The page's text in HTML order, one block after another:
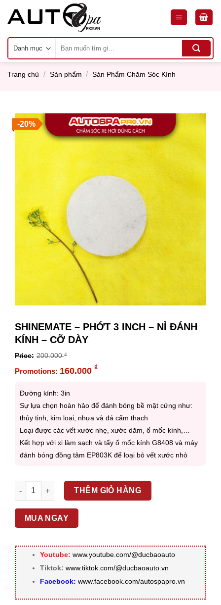
kiếm:
Trang chủ / Sản phẩm / Sản Phẩm Chăm Sóc Kính
-20%
SHINEMATE – PHỚT 3 INCH – NỈ ĐÁNH
KÍNH – CỠ DÀY
200.000₫
Original
was:
200.000 ₫.
160.000 ₫
price
is:
160.000 ₫.
Đường kính: 3in
Sự lựa chọn hoàn hảo để đánh bóng bề mặt cứng như:
thủy tinh, kim loại, nhựa và đá cẩm thạch
Loại được các vết xước nhẹ, xước dăm, ố mốc kính,…
Kết hợp với xi làm sạch và tẩy ố mốc kính G8408 và máy
đánh bóng đồng tâm EP803K để loại bỏ vết xước nhỏ
SHINEMATE - PHỚT 3 INCH - NỈ ĐÁNH KÍNH - CỠ DÀY số
THÊM GIỎ HÀNG
MUA NGAY
Youtube: www.youtube.com/@ducbaoauto
Tiktok: www.tiktok.com/@ducbaoauto.vn
Facebook: www.facebook.com/autospapro.vn